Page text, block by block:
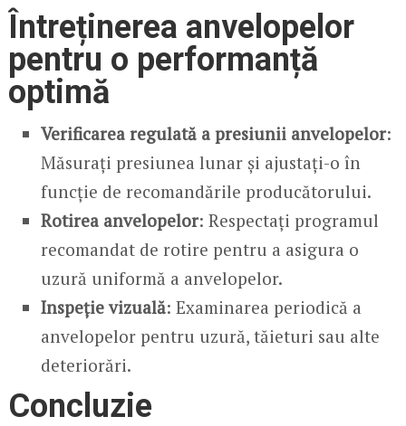
Întreținerea anvelopelor
pentru o performanță
optimă
Verificarea regulată a presiunii anvelopelor:
Măsurați presiunea lunar și ajustați-o în
funcție de recomandările producătorului.
Rotirea anvelopelor: Respectați programul
recomandat de rotire pentru a asigura o
uzură uniformă a anvelopelor.
Inspeție vizuală: Examinarea periodică a
anvelopelor pentru uzură, tăieturi sau alte
deteriorări.
Concluzie